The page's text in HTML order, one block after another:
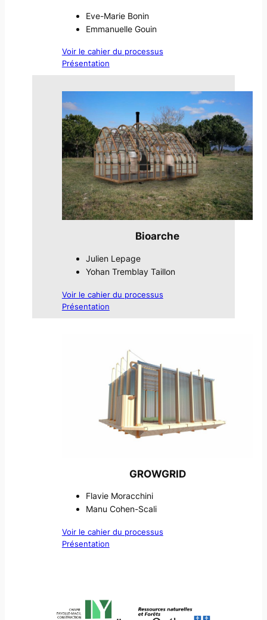
Eve-Marie Bonin
Emmanuelle Gouin
Voir le cahier du processus
Présentation
Bioarche
Julien Lepage
Yohan Tremblay Taillon
Voir le cahier du processus
Présentation
GROWGRID
Flavie Moracchini
Manu Cohen-Scali
Voir le cahier du processus
Présentation